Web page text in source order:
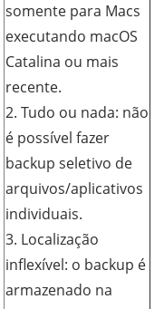
somente para Macs
executando macOS
Catalina ou mais
recente.
2. Tudo ou nada: não
é possível fazer
backup seletivo de
arquivos/aplicativos
individuais.
3. Localização
inflexível: o backup é
armazenado na